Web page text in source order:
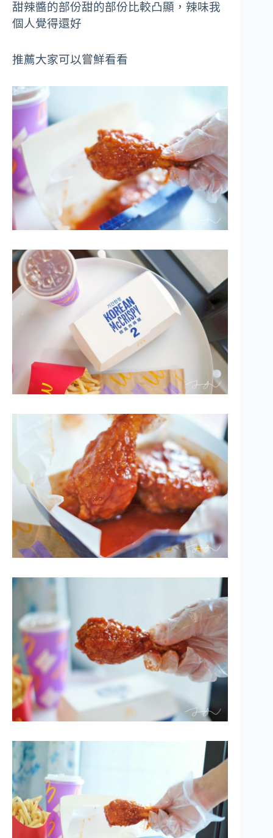
甜辣醬的部份甜的部份比較凸顯，辣味我
個人覺得還好
推薦大家可以嘗鮮看看